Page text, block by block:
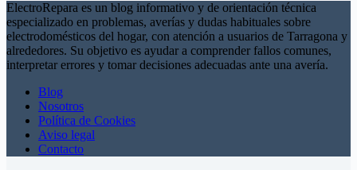
ElectroRepara es un blog informativo y de orientación técnica
especializado en problemas, averías y dudas habituales sobre
electrodomésticos del hogar, con atención a usuarios de Tarragona y
alrededores. Su objetivo es ayudar a comprender fallos comunes,
interpretar errores y tomar decisiones adecuadas ante una avería.
Blog
Nosotros
Política de Cookies
Aviso legal
Contacto